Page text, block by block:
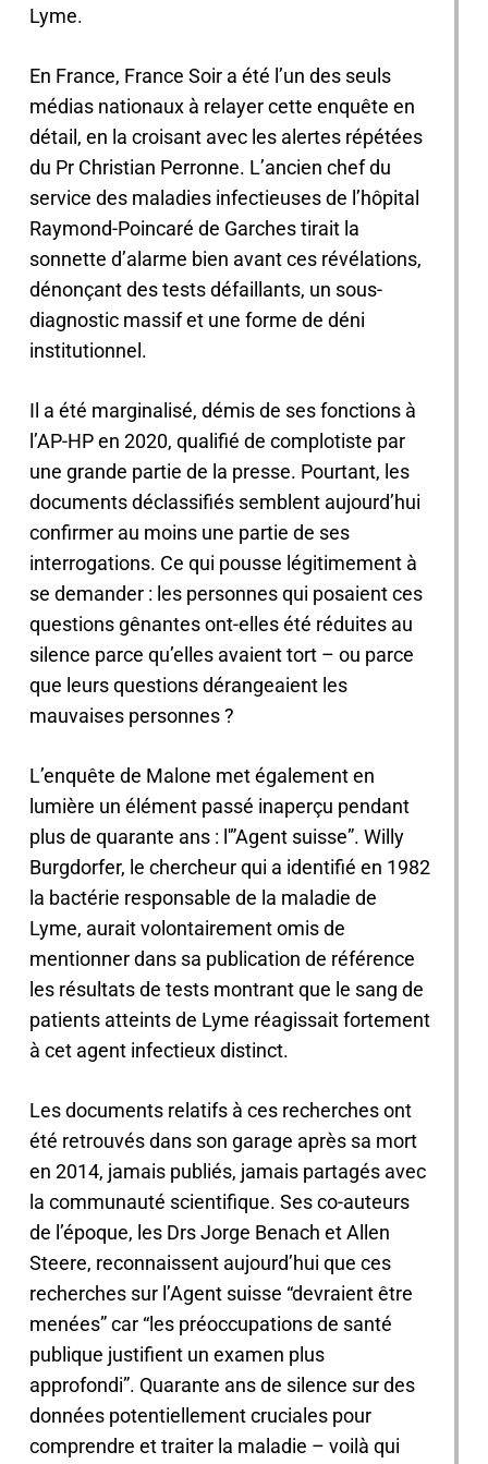
Lyme.
En France, France Soir a été l’un des seuls
médias nationaux à relayer cette enquête en
détail, en la croisant avec les alertes répétées
du Pr Christian Perronne. L’ancien chef du
service des maladies infectieuses de l’hôpital
Raymond-Poincaré de Garches tirait la
sonnette d’alarme bien avant ces révélations,
dénonçant des tests défaillants, un sous-
diagnostic massif et une forme de déni
institutionnel.
Il a été marginalisé, démis de ses fonctions à
l’AP-HP en 2020, qualifié de complotiste par
une grande partie de la presse. Pourtant, les
documents déclassifiés semblent aujourd’hui
confirmer au moins une partie de ses
interrogations. Ce qui pousse légitimement à
se demander : les personnes qui posaient ces
questions gênantes ont-elles été réduites au
silence parce qu’elles avaient tort – ou parce
que leurs questions dérangeaient les
mauvaises personnes ?
L’enquête de Malone met également en
lumière un élément passé inaperçu pendant
plus de quarante ans : l'”Agent suisse”. Willy
Burgdorfer, le chercheur qui a identifié en 1982
la bactérie responsable de la maladie de
Lyme, aurait volontairement omis de
mentionner dans sa publication de référence
les résultats de tests montrant que le sang de
patients atteints de Lyme réagissait fortement
à cet agent infectieux distinct.
Les documents relatifs à ces recherches ont
été retrouvés dans son garage après sa mort
en 2014, jamais publiés, jamais partagés avec
la communauté scientifique. Ses co-auteurs
de l’époque, les Drs Jorge Benach et Allen
Steere, reconnaissent aujourd’hui que ces
recherches sur l’Agent suisse “devraient être
menées” car “les préoccupations de santé
publique justifient un examen plus
approfondi”. Quarante ans de silence sur des
données potentiellement cruciales pour
comprendre et traiter la maladie – voilà qui